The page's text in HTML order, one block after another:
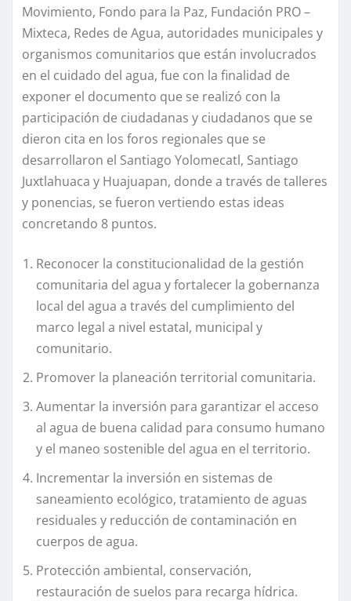
Movimiento, Fondo para la Paz, Fundación PRO –
Mixteca, Redes de Agua, autoridades municipales y
organismos comunitarios que están involucrados
en el cuidado del agua, fue con la finalidad de
exponer el documento que se realizó con la
participación de ciudadanas y ciudadanos que se
dieron cita en los foros regionales que se
desarrollaron el Santiago Yolomecatl, Santiago
Juxtlahuaca y Huajuapan, donde a través de talleres
y ponencias, se fueron vertiendo estas ideas
concretando 8 puntos.
Reconocer la constitucionalidad de la gestión
comunitaria del agua y fortalecer la gobernanza
local del agua a través del cumplimiento del
marco legal a nivel estatal, municipal y
comunitario.
Promover la planeación territorial comunitaria.
Aumentar la inversión para garantizar el acceso
al agua de buena calidad para consumo humano
y el maneo sostenible del agua en el territorio.
Incrementar la inversión en sistemas de
saneamiento ecológico, tratamiento de aguas
residuales y reducción de contaminación en
cuerpos de agua.
Protección ambiental, conservación,
restauración de suelos para recarga hídrica.